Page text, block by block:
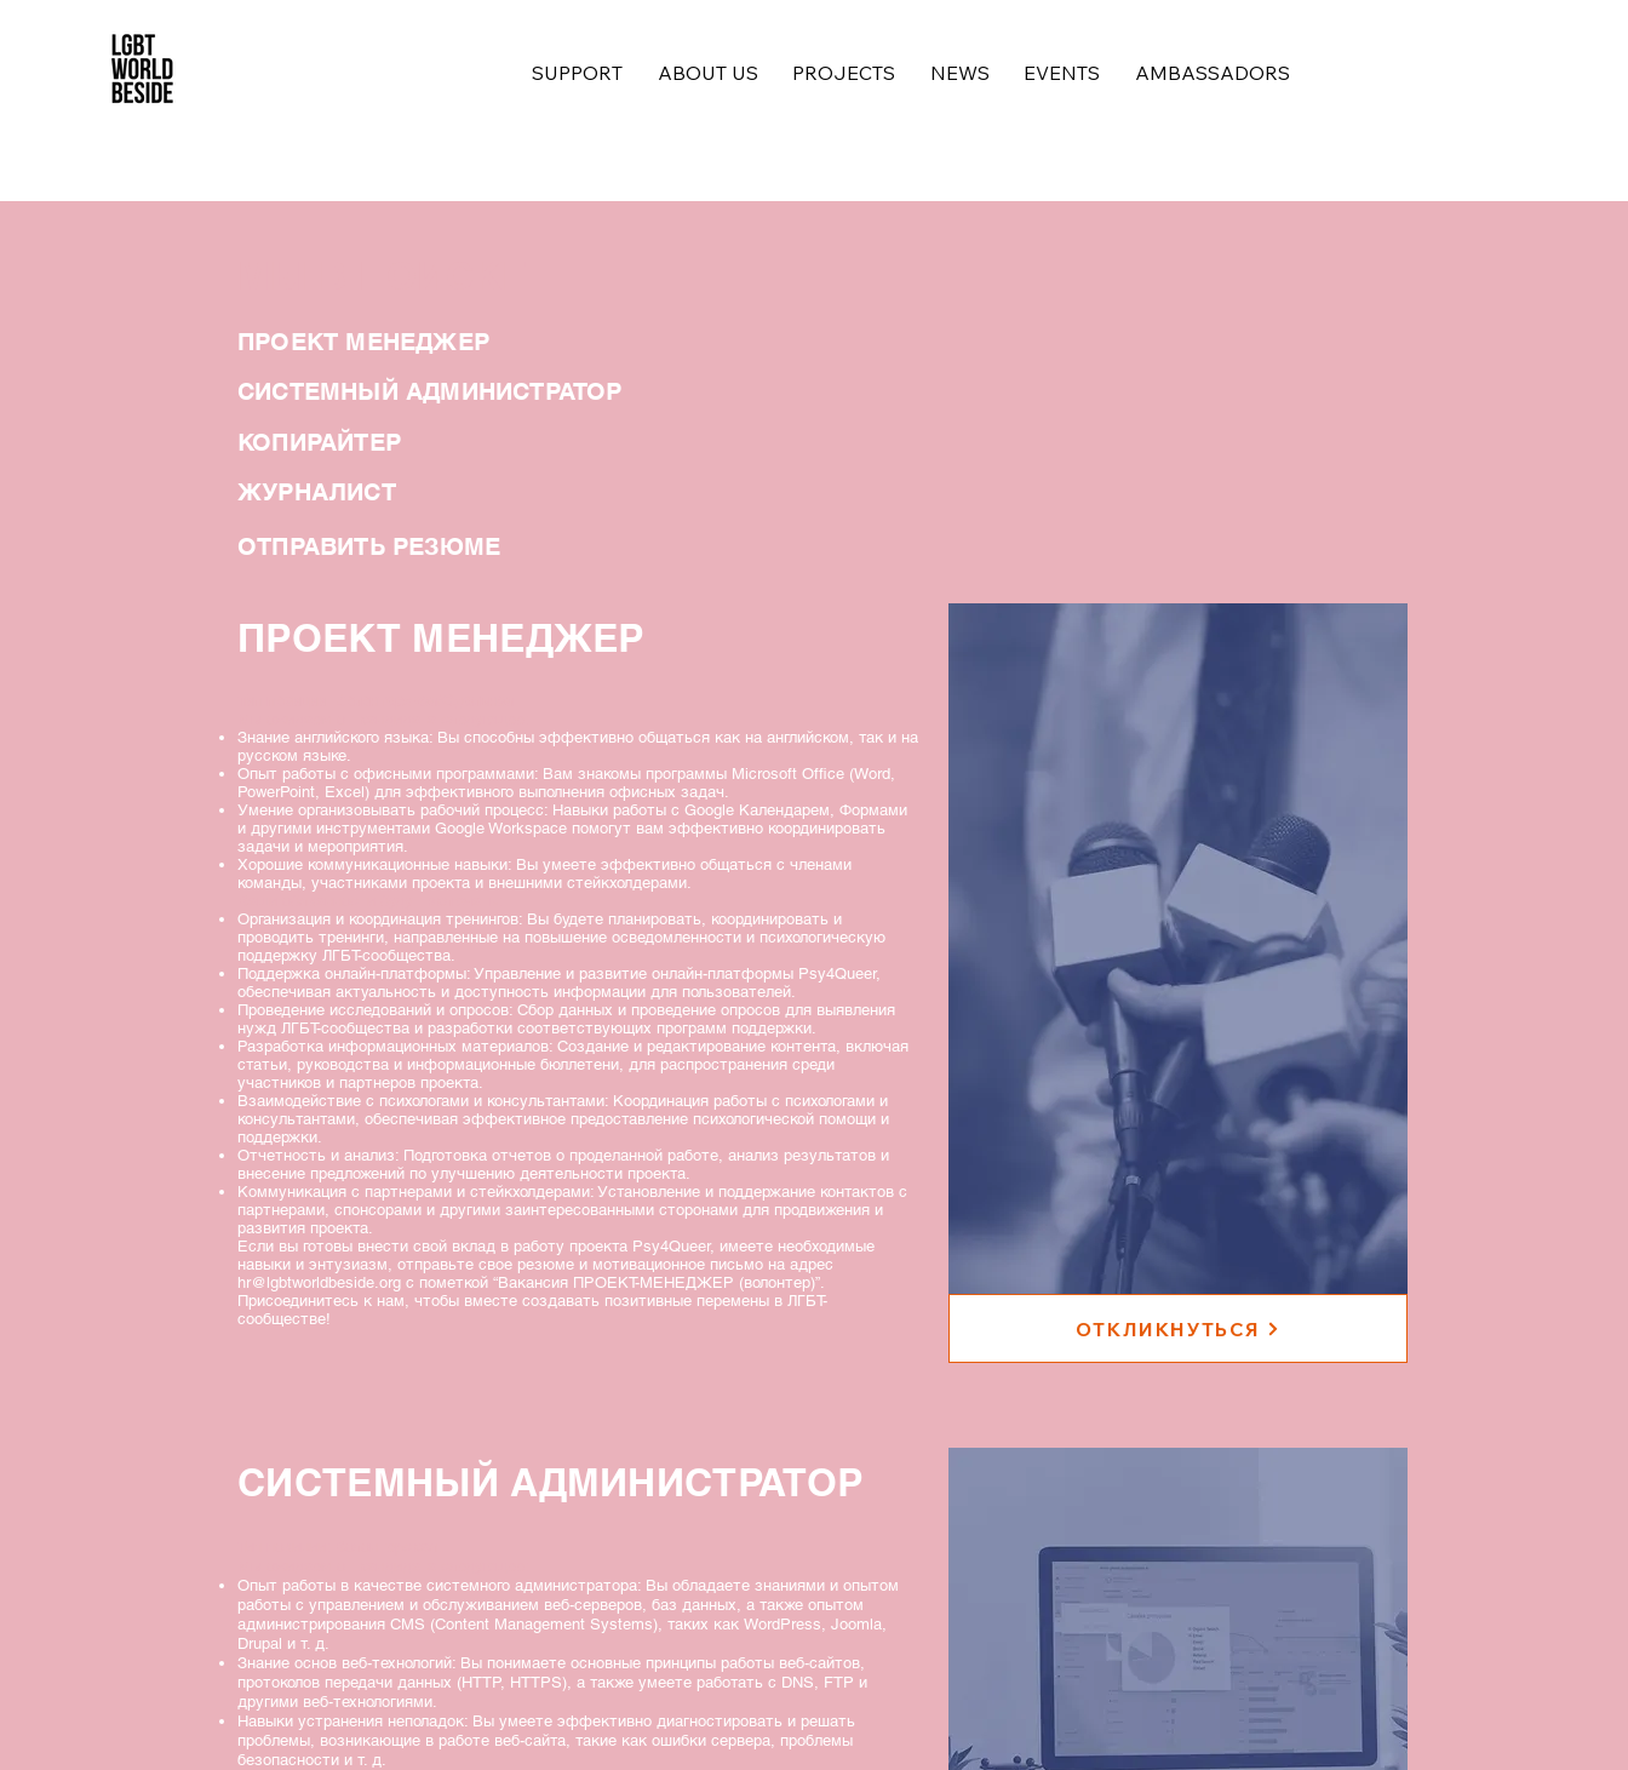
SUPPORT ABOUT US PROJECTS NEWS EVENTS AMBASSADORS
ПРОЕКТ МЕНЕДЖЕР
СИСТЕМНЫЙ АДМИНИСТРАТОР
КОПИРАЙТЕР
ЖУРНАЛИСТ
ОТПРАВИТЬ РЕЗЮМЕ
ПРОЕКТ МЕНЕДЖЕР
Знание английского языка: Вы способны эффективно общаться как на английском, так и на
русском языке.
Опыт работы с офисными программами: Вам знакомы программы Microsoft Office (Word,
PowerPoint, Excel) для эффективного выполнения офисных задач.
Умение организовывать рабочий процесс: Навыки работы с Google Календарем, Формами
и другими инструментами Google Workspace помогут вам эффективно координировать
задачи и мероприятия.
Хорошие коммуникационные навыки: Вы умеете эффективно общаться с членами
команды, участниками проекта и внешними стейкхолдерами.
Организация и координация тренингов: Вы будете планировать, координировать и
проводить тренинги, направленные на повышение осведомленности и психологическую
поддержку ЛГБТ-сообщества.
Поддержка онлайн-платформы: Управление и развитие онлайн-платформы Psy4Queer,
обеспечивая актуальность и доступность информации для пользователей.
Проведение исследований и опросов: Сбор данных и проведение опросов для выявления
нужд ЛГБТ-сообщества и разработки соответствующих программ поддержки.
Разработка информационных материалов: Создание и редактирование контента, включая
статьи, руководства и информационные бюллетени, для распространения среди
участников и партнеров проекта.
Взаимодействие с психологами и консультантами: Координация работы с психологами и
консультантами, обеспечивая эффективное предоставление психологической помощи и
поддержки.
Отчетность и анализ: Подготовка отчетов о проделанной работе, анализ результатов и
внесение предложений по улучшению деятельности проекта.
Коммуникация с партнерами и стейкхолдерами: Установление и поддержание контактов с
партнерами, спонсорами и другими заинтересованными сторонами для продвижения и
развития проекта.
Если вы готовы внести свой вклад в работу проекта Psy4Queer, имеете необходимые
навыки и энтузиазм, отправьте свое резюме и мотивационное письмо на адрес
hr@lgbtworldbeside.org с пометкой “Вакансия ПРОЕКТ-МЕНЕДЖЕР (волонтер)”.
Присоединитесь к нам, чтобы вместе создавать позитивные перемены в ЛГБТ-
сообществе!
ОТКЛИКНУТЬСЯ
СИСТЕМНЫЙ АДМИНИСТРАТОР
Опыт работы в качестве системного администратора: Вы обладаете знаниями и опытом
работы с управлением и обслуживанием веб-серверов, баз данных, а также опытом
администрирования CMS (Content Management Systems), таких как WordPress, Joomla,
Drupal и т. д.
Знание основ веб-технологий: Вы понимаете основные принципы работы веб-сайтов,
протоколов передачи данных (HTTP, HTTPS), а также умеете работать с DNS, FTP и
другими веб-технологиями.
Навыки устранения неполадок: Вы умеете эффективно диагностировать и решать
проблемы, возникающие в работе веб-сайта, такие как ошибки сервера, проблемы
безопасности и т. д.